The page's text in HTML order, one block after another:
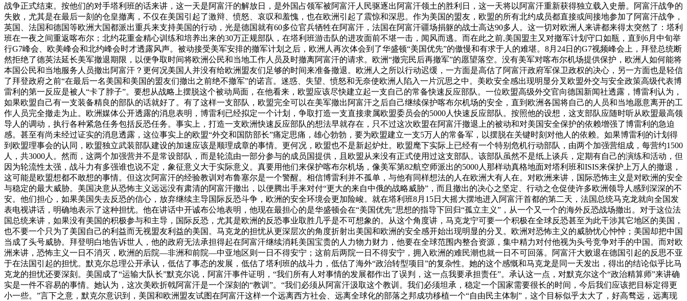
战争正式结束。按他们的对手塔利班的话来讲，这一天是阿富汗的解放日，是外国占领军被阿富汗人民驱逐出阿富汗领土的胜利日，这一天将以阿富汗重新获得独立载入史册。阿富汗战争的
失败，尤其是在最后一刻的仓皇撤离，不仅在美国引起了激辩、愤怒、哀叹和羞愧，也在欧洲引起了震惊和深思。作为美国的盟友，欧盟的所有北约成员都直接或间接地参加了阿富汗战争，
英国、法国和德国等欧洲大国都派出重兵来支持美国的行动，光是德国就有60多位官兵牺牲在阿富汗，法国在阿富汗疆场捐躯的战士高达90多人。这一切对欧洲人来讲都来得太突然了：塔利
班在一夜之间重返喀布尔；北约花重金精心训练和培养出来的30万正规部队，在塔利班游击队的进攻面前不堪一击，闻风而逃。而在此之前,美国盟主又对撤军计划守口如瓶，直到6月中旬举
行G7峰会、欧美峰会和北约峰会时才透露风声。被动接受美军安排的撤军计划之后，欧洲人再次体会到了华盛顿“美国优先”的傲慢和有求于人的难堪。8月24日的G7视频峰会上，拜登总统断
然拒绝了德英法延长美军撤退期限，以便争取时间将欧洲公民和当地工作人员及时撤离阿富汗的请求。欧洲“撤完民后再撤军”的愿望落空。没有美军对喀布尔机场提供保护，欧洲人如何能将
本国公民和当地服务人员撤出阿富汗？更何况美国人并没有给欧洲盟友们足够的时间来准备撤退。欧洲人之所以行动迟缓，一方面是高估了阿富汗政府军保卫政权的决心，另一方面也是轻信
了拜登政府之前“在最后一名美国和美国的盟友们撤出之前绝不撤军”的诺言。迷惑、失望、愤怒和无奈使欧洲人陷入一片沉思之中。美欧安全感出现明显分叉欧盟外交与安全政策高级代表博
雷利的第一反应是被人“卡了脖子”。要想从战略上摆脱这个被动局面，在他看来，欧盟应该尽快建立起一支自己的常备快速反应部队。一位欧盟高级外交官向德国新闻社透露，博雷利认为，
如果欧盟自己有一支装备精良的部队的话就好了。有了这样一支部队，欧盟完全可以在美军撤出阿富汗之后自己继续保护喀布尔机场的安全，直到欧洲各国将自己的人员和当地愿意离开的工
作人员完全撤走为止。欧洲媒体公开透露的消息表明，博雷利已经拟定一个计划，争取打造一支直接隶属欧盟委员会的5000人快速反应部队。按照他的设想，这支部队应随时听从欧盟最高领
导人的调动，执行各种紧急任务包括反恐任务。事实上，打造一支欧洲快速反应部队的想法早就存在，只不过这次欧盟在阿富汗撤退上的被动和对美国安全保护的依赖增强了博雷利的急迫
感。甚至有尚未经过证实的消息透露，这位事实上的欧盟“外交和国防部长”痛定思痛，雄心勃勃，要为欧盟建立一支5万人的常备军，以摆脱在关键时刻对他人的依赖。如果博雷利的计划得
到欧盟理事会的认同，欧盟独立武装部队建设的加速应该是顺理成章的事情。更何况，欧盟也不是新起炉灶。欧盟麾下实际上已经有一个特别危机行动部队，由两个加强营组成，每营约1500
人，共3000人。然而，这两个加强营并不是常设部队，而是轮流由一部分参与的成员国提供，且欧盟从来没有正式使用过这支部队。该部队虽然不是纸上谈兵，定期有自己的演练和活动，但
因为轮流性太强，战斗力有多强谁也说不定，象征意义大于实际意义。真要用他们来保护喀布尔机场，像美军第82航空师派出的5000人那样动真格地面对塔利班和ISIS来保护上万人的撤退，
这可能是欧盟想都不敢想的事情。但这次阿富汗的经验教训对布鲁塞尔是一个警醒。相信博雷利并不孤单，与他有同样想法的人在欧洲大有人在。对欧洲来讲，国际恐怖主义是对欧洲的安全
与稳定的最大威胁。美国决意从恐怖主义远远没有肃清的阿富汗撤出，以便腾出手来对付“更大的来自中俄的战略威胁”，而且撤出的决心之坚定、行动之仓促使许多欧洲领导人感到深深的不
安。他们担心，如果美国失去反恐的信心，放弃继续主导国际反恐斗争，欧洲的安全环境会更加险峻。就在塔利班8月15日大摇大摆地进入阿富汗首都的第二天，法国总统马克龙就向全国发
表电视讲话，明确地表示了这种担忧。他在讲话中开诚布公地表明，他现在最担心的是华盛顿会在“美国优先”思想的指导下回归“孤立主义”，从一个又一个的海外反恐战场撤出。对于这位法
国总统来讲，如果没有美国的积极参与和主导，国际反恐，尤其是欧洲的反恐事业取胜几乎是不可想象的。从这个角度讲，马克龙宁可要一个积极在全球反恐甚至为此干涉其它地区的美国，
也不要一个只为了美国自己的利益而无视盟友利益的美国。马克龙的担忧从更深层次的角度折射出美国和欧洲的安全感开始出现明显的分叉。欧洲对恐怖主义的威胁忧心忡忡；美国却把中国
当成了头号威胁。拜登明白地告诉世人，他的政府无法承担得起在阿富汗继续消耗美国宝贵的人力物力财力，他要在全球范围内整合资源，集中精力对付他视为头号竞争对手的中国。而对欧
洲来讲，恐怖主义一日不消灭，欧洲的后院—非洲和前院—中亚地区则一日不得安宁；这前后两院一日不得安宁，拥入欧洲的难民潮也就一日不可回落。阿富汗大败退在德国引起的反思不亚
于在法国引起的担忧。默克尔总理公开承认，低估了事态的发展，低估了塔利班的战斗力，低估了海外“政治转型项目”的复杂性。她的这个感慨和马克龙是同一天发出，得出的结论似乎比马
克龙的担忧还要深刻。美国成了“运输大队长”默克尔说，阿富汗事件证明，“我们所有人对事情的发展都作出了误判，这一点我要承担责任”。承认这一点，对默克尔这个“政治精算师”来讲确
实是一件不容易的事情。她认为，这次美欧折戟阿富汗是一个深刻的“教训”。“我们必须从阿富汗汲取这个教训。我们必须坦承，稳定一个国家需要很长的时间，今后我们应该把目标定得更
小一些。”言下之意，默克尔意识到，美国和欧洲盟友试图在阿富汗这样一个远离西方社会、远离全球化的部落之邦成功移植一个“自由民主体制”，这个目标似乎太大了，好高骛远，远离现